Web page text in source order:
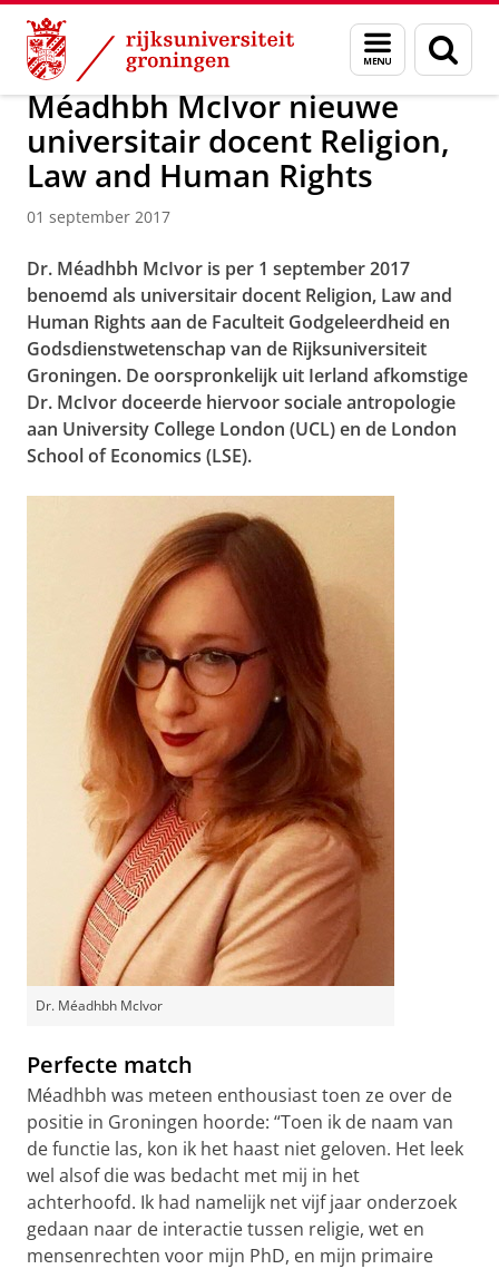
Skip
Content
Skip
Navigation
Menu
en
zoeken
Over ons Actueel Nieuws Nieuwsberichten
Méadhbh McIvor nieuwe
universitair docent Religion,
Law and Human Rights
01 september 2017
Dr. Méadhbh McIvor is per 1 september 2017
benoemd als universitair docent Religion, Law and
Human Rights aan de Faculteit Godgeleerdheid en
Godsdienstwetenschap van de Rijksuniversiteit
Groningen. De oorspronkelijk uit Ierland afkomstige
Dr. McIvor doceerde hiervoor sociale antropologie
aan University College London (UCL) en de London
School of Economics (LSE).
Dr. Méadhbh McIvor
Perfecte match
Méadhbh was meteen enthousiast toen ze over de
positie in Groningen hoorde: “Toen ik de naam van
de functie las, kon ik het haast niet geloven. Het leek
wel alsof die was bedacht met mij in het
achterhoofd. Ik had namelijk net vijf jaar onderzoek
gedaan naar de interactie tussen religie, wet en
mensenrechten voor mijn PhD, en mijn primaire